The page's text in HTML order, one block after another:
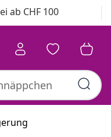
ab CHF 100